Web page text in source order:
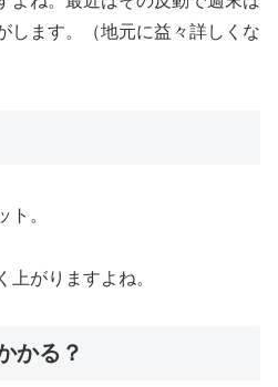
します。（地元に益々詳しくな
ト。
上がりますよね。
かる？